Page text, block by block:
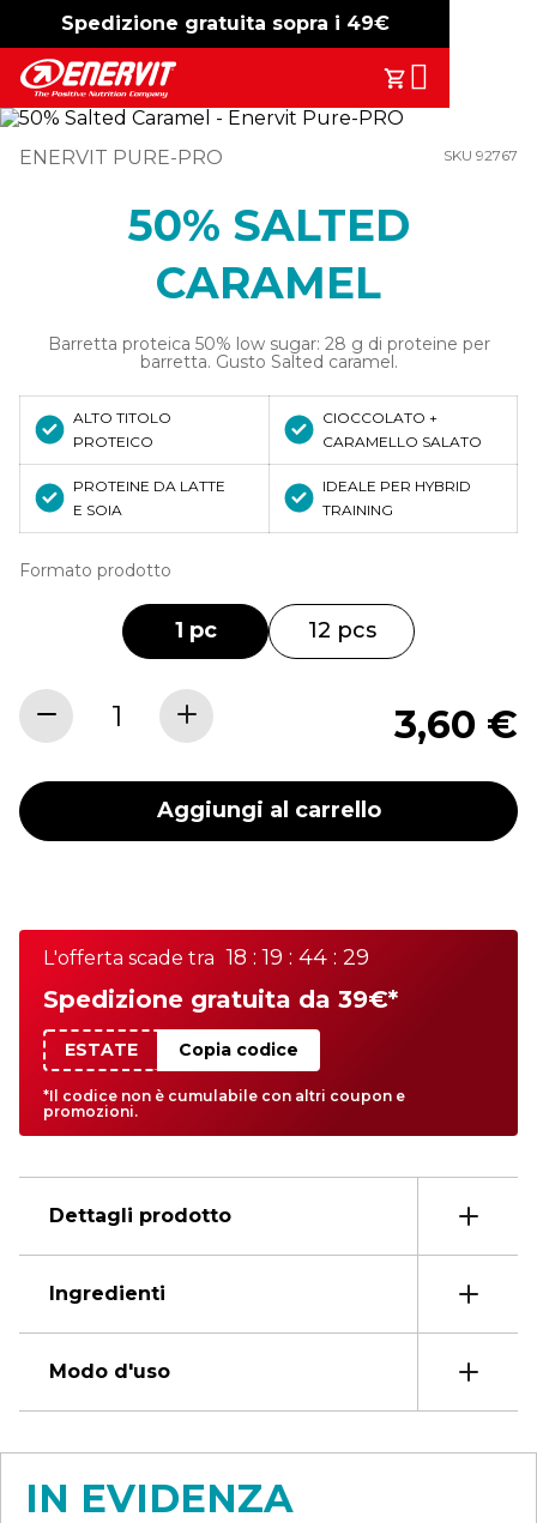
Spedizione gratuita sopra i 49€
-15% free shipping
Il Tuo
Search
ENERVIT PURE-PRO SKU 92767
50% SALTED
CARAMEL
Barretta proteica 50% low sugar: 28 g di proteine per
barretta. Gusto Salted caramel.
ALTO TITOLO
PROTEICO
CIOCCOLATO +
CARAMELLO SALATO
PROTEINE DA LATTE
E SOIA
IDEALE PER HYBRID
TRAINING
Formato prodotto
1 pc 12 pcs
3,60 €
Aggiungi al carrello
L'offerta scade tra 18 : 19 : 44 : 29
Spedizione gratuita da 39€*
ESTATE Copia codice
*Il codice non è cumulabile con altri coupon e
promozioni.
Dettagli prodotto
Ingredienti
Modo d'uso
IN EVIDENZA